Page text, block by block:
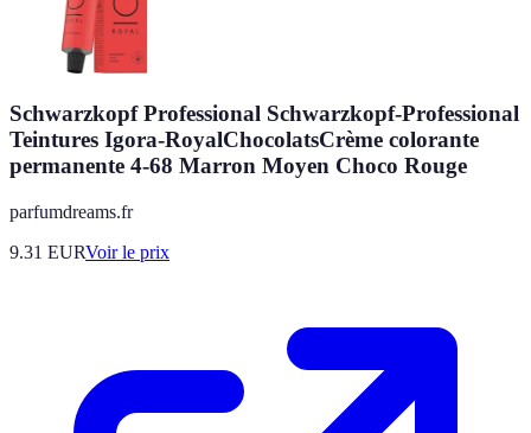
Schwarzkopf Professional Schwarzkopf-Professional
Teintures Igora-RoyalChocolatsCrème colorante
permanente 4-68 Marron Moyen Choco Rouge
parfumdreams.fr
9.31 EURVoir le prix